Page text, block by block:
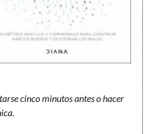
cinco minutos antes o hacer